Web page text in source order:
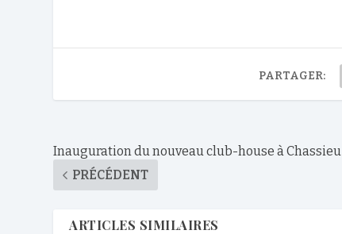
PARTAGER:
Inauguration du nouveau club-house à Chassieu
PRÉCÉDENT
ARTICLES SIMILAIRES